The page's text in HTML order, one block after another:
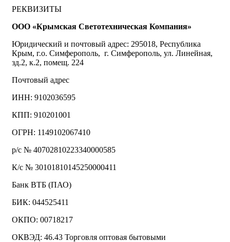
РЕКВИЗИТЫ
ООО «Крымская Светотехническая Компания»
Юридический и почтовый адрес: 295018, Республика
Крым, г.о. Симферополь, г. Симферополь, ул. Линейная,
зд.2, к.2, помещ. 224
Почтовый адрес
ИНН: 9102036595
КПП: 910201001
ОГРН: 1149102067410
р/с № 40702810223340000585
К/с № 30101810145250000411
Банк ВТБ (ПАО)
БИК: 044525411
ОКПО: 00718217
ОКВЭД: 46.43 Торговля оптовая бытовыми